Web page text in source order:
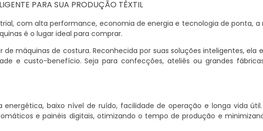
PARA SUA PRODUÇÃO TÊXTIL
com alta performance, economia de energia e tecnologia de ponta, a
é o lugar ideal para comprar.
máquinas de costura. Reconhecida por suas soluções inteligentes, ela
e custo-benefício. Seja para confecções, ateliês ou grandes
baixo nível de ruído, facilidade de operação e longa vida útil.
e painéis digitais, otimizando o tempo de produção e